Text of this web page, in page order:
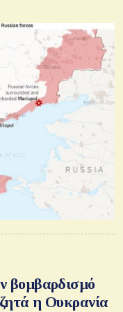
βομβαρδισμό
η Ουκρανία